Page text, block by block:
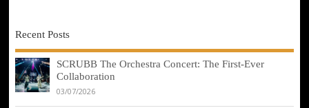
Recent Posts
SCRUBB The Orchestra Concert: The First-Ever
Collaboration
03/07/2026